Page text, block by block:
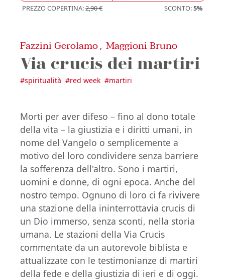
PREZZO COPERTINA:2,90 € SCONTO:5%
Fazzini Gerolamo , Maggioni Bruno
Via crucis dei martiri
#spiritualità #red week #martiri
Morti per aver difeso – fino al dono totale
della vita – la giustizia e i diritti umani, in
nome del Vangelo o semplicemente a
motivo del loro condividere senza barriere
la sofferenza dell'altro. Sono i martiri,
uomini e donne, di ogni epoca. Anche del
nostro tempo. Ognuno di loro ci fa rivivere
una stazione della ininterrottavia crucis di
un Dio immerso, senza sconti, nella storia
umana. Le stazioni della Via Crucis
commentate da un autorevole biblista e
attualizzate con le testimonianze di martiri
della fede e della giustizia di ieri e di oggi.